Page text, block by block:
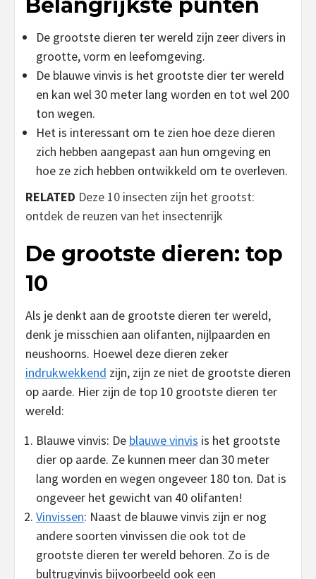
De grootste dieren ter wereld zijn zeer divers in
grootte, vorm en leefomgeving.
De blauwe vinvis is het grootste dier ter wereld
en kan wel 30 meter lang worden en tot wel 200
ton wegen.
Het is interessant om te zien hoe deze dieren
zich hebben aangepast aan hun omgeving en
hoe ze zich hebben ontwikkeld om te overleven.
RELATED Deze 10 insecten zijn het grootst:
ontdek de reuzen van het insectenrijk
De grootste dieren: top
10
Als je denkt aan de grootste dieren ter wereld,
denk je misschien aan olifanten, nijlpaarden en
neushoorns. Hoewel deze dieren zeker
indrukwekkend zijn, zijn ze niet de grootste dieren
op aarde. Hier zijn de top 10 grootste dieren ter
wereld:
Blauwe vinvis: De blauwe vinvis is het grootste
dier op aarde. Ze kunnen meer dan 30 meter
lang worden en wegen ongeveer 180 ton. Dat is
ongeveer het gewicht van 40 olifanten!
Vinvissen: Naast de blauwe vinvis zijn er nog
andere soorten vinvissen die ook tot de
grootste dieren ter wereld behoren. Zo is de
bultrugvinvis bijvoorbeeld ook een